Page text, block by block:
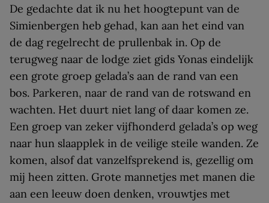
De gedachte dat ik nu het hoogtepunt van de
Simienbergen heb gehad, kan aan het eind van
de dag regelrecht de prullenbak in. Op de
terugweg naar de lodge ziet gids Yonas eindelijk
een grote groep gelada’s aan de rand van een
bos. Parkeren, naar de rand van de rotswand en
wachten. Het duurt niet lang of daar komen ze.
Een groep van zeker vijfhonderd gelada’s op weg
naar hun slaapplek in de veilige steile wanden. Ze
komen, alsof dat vanzelfsprekend is, gezellig om
mij heen zitten. Grote mannetjes met manen die
aan een leeuw doen denken, vrouwtjes met